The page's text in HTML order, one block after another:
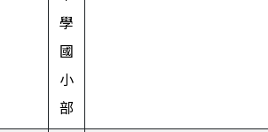
學
國
小
部